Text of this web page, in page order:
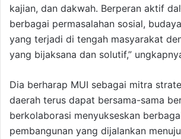
kajian, dan dakwah. Berperan aktif
berbagai permasalahan sosial,
yang terjadi di tengah masyarakat
yang bijaksana dan solutif,”
Dia berharap MUI sebagai mitra
daerah terus dapat bersama-sama
berkolaborasi menyukseskan
pembangunan yang dijalankan